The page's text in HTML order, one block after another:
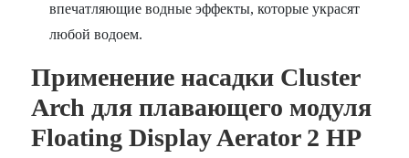
впечатляющие водные эффекты, которые украсят
любой водоем.
Применение насадки Cluster
Arch для плавающего модуля
Floating Display Aerator 2 HP